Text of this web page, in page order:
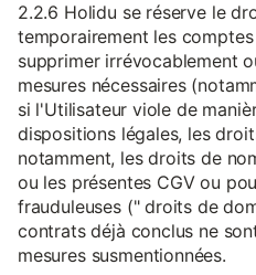
2.2.6 Holidu se réserve le
temporairement les
supprimer irrévocablement
mesures nécessaires
si l'Utilisateur viole de
dispositions légales, les
notamment, les droits de
ou les présentes CGV ou
frauduleuses (" droits de
contrats déjà conclus ne
mesures susmentionnées.